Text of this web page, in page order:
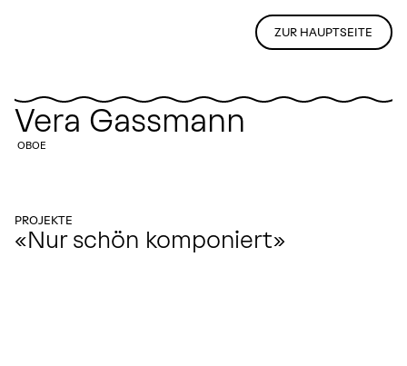
ZUR HAUPTSEITE
Vera Gassmann
OBOE
PROJEKTE
«Nur schön komponiert»